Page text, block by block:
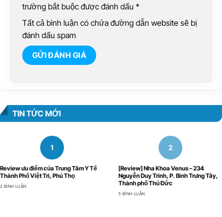
trường bắt buộc được đánh dấu *
Tất cả bình luận có chứa đường dẫn website sẽ bị
đánh dấu spam
TIN TỨC MỚI
Review ưu điểm của Trung Tâm Y Tế
Thành Phố Việt Trì, Phú Thọ
2 BÌNH LUẬN
[Review] Nha Khoa Venus – 234
Nguyễn Duy Trinh, P. Bình Trưng Tây,
Thành phố Thủ Đức
5 BÌNH LUẬN